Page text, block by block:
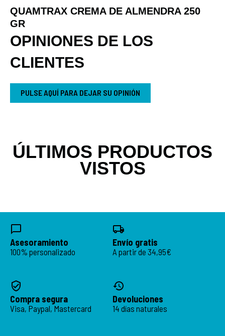
QUAMTRAX CREMA DE ALMENDRA 250
GR
OPINIONES DE LOS
CLIENTES
PULSE AQUÍ PARA DEJAR SU OPINIÓN
ÚLTIMOS PRODUCTOS
VISTOS
Asesoramiento
100% personalizado
Envío gratis
A partir de 34,95€
Compra segura
Visa, Paypal, Mastercard
Devoluciones
14 días naturales